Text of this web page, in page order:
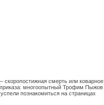
скоропостижная смерть или коварное
многоопытный Трофим Пыжов
познакомиться на страницах